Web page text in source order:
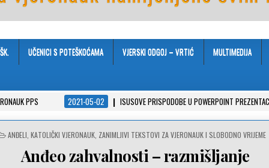
UČENICI S POTEŠKOĆAMA VJERSKI ODGOJ – VRTIĆ MULTIMEDIJA
2021-05-02 ISUSOVE PRISPODOBE U POWERPOINT PREZENTACIJAMA
POSTED
ANĐELI ,KATOLIČKI VJERONAUK ZANIMLJIVI TEKSTOVI ZA VJERONAUK I SLOBODNO VRIJEME
Anđeo zahvalnosti – razmišljanje